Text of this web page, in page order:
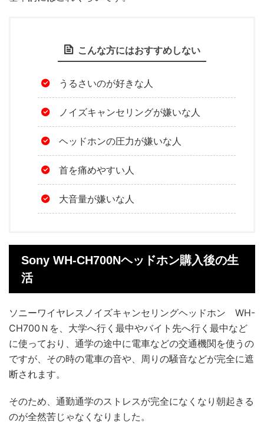
こんな方にはおすすめしない
うるさいのが好きな人
ノイズキャンセリングが嫌いな人
ヘッドホンの圧力が嫌いな人
首を痛めやすい人
大音量が嫌いな人
Sony WH-CH700Nヘッドホン購入後の生
活
ソニーワイヤレスノイズキャンセリングヘッドホン WH-
CH700Ｎを、大学へ行く最中やバイト先へ行く最中など
に使っており、通学の途中に電車などの交通機関を使うの
ですが、その時の電車の音や、周りの騒音などが完全に遮
断されます。
そのため、通勤通学のストレスが完全になくなり朝起きる
のが全然苦じゃなくなりました。